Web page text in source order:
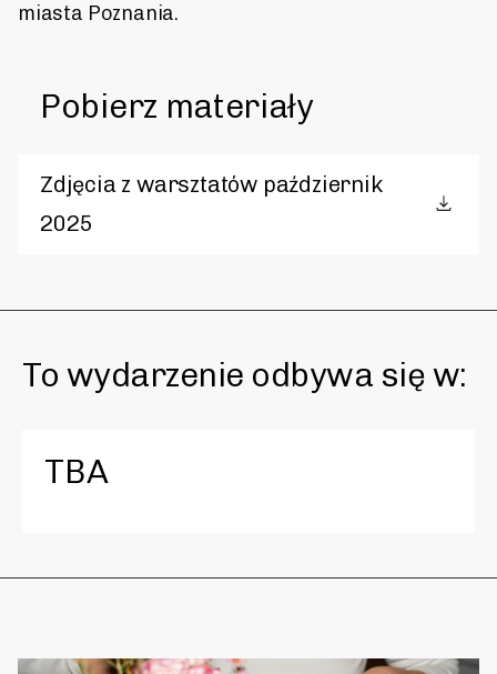
miasta Poznania.
Pobierz materiały
Zdjęcia z warsztatów październik
2025
To wydarzenie odbywa się w:
TBA